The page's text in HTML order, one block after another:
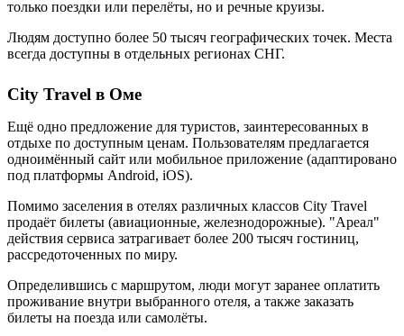
только поездки или перелёты, но и речные круизы.
Людям доступно более 50 тысяч географических точек. Места
всегда доступны в отдельных регионах СНГ.
City Travel в Оме
Ещё одно предложение для туристов, заинтересованных в
отдыхе по доступным ценам. Пользователям предлагается
одноимённый сайт или мобильное приложение (адаптировано
под платформы Android, iOS).
Помимо заселения в отелях различных классов City Travel
продаёт билеты (авиационные, железнодорожные). "Ареал"
действия сервиса затрагивает более 200 тысяч гостиниц,
рассредоточенных по миру.
Определившись с маршрутом, люди могут заранее оплатить
проживание внутри выбранного отеля, а также заказать
билеты на поезда или самолёты.